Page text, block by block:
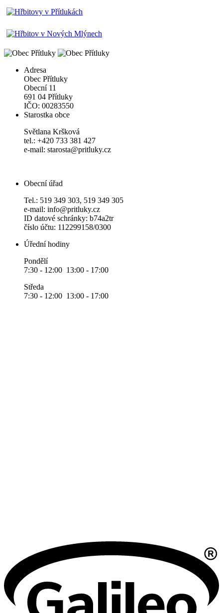
Adresa
Obec Přítluky
Obecní 11
691 04 Přítluky
IČO: 00283550
Starostka obce
Světlana Kršková
tel.: +420 733 381 427
e-mail: starosta@pritluky.cz
Obecní úřad
Tel.: 519 349 303, 519 349 305
e-mail: info@pritluky.cz
ID datové schránky: b74a2tr
číslo účtu: 112299158/0300
Úřední hodiny
Pondělí
7:30 - 12:00 13:00 - 17:00
Středa
7:30 - 12:00 13:00 - 17:00